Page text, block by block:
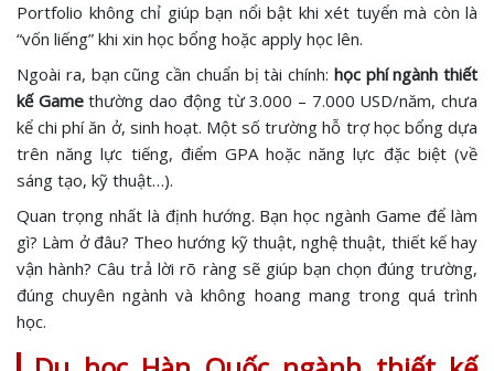
Portfolio không chỉ giúp bạn nổi bật khi xét tuyển mà còn là
“vốn liếng” khi xin học bổng hoặc apply học lên.
Ngoài ra, bạn cũng cần chuẩn bị tài chính: học phí ngành thiết
kế Gamethường dao động từ 3.000 – 7.000 USD/năm, chưa
kể chi phí ăn ở, sinh hoạt. Một số trường hỗ trợ học bổng dựa
trên năng lực tiếng, điểm GPA hoặc năng lực đặc biệt (về
sáng tạo, kỹ thuật…).
Quan trọng nhất là định hướng. Bạn học ngành Game để làm
gì? Làm ở đâu? Theo hướng kỹ thuật, nghệ thuật, thiết kế hay
vận hành? Câu trả lời rõ ràng sẽ giúp bạn chọn đúng trường,
đúng chuyên ngành và không hoang mang trong quá trình
học.